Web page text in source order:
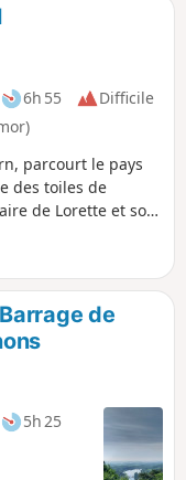
6h 55
Difficile
parcourt le pays
des toiles de
de Lorette et son
de
5h 25